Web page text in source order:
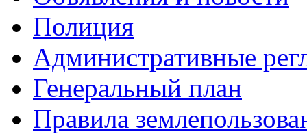
Полиция
Административные
Генеральный план
Правила